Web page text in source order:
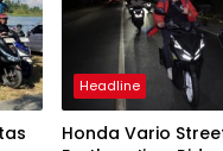
Headline
Honda Vario